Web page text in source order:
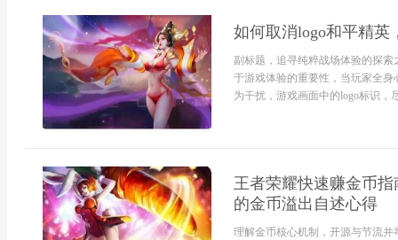
如何取消logo和平精英
副标题，追寻纯粹战场体验的探
于游戏体验的重要性，当玩家全
为干扰，游戏画面中的logo标识，
王者荣耀快速赚金币
的金币溢出自述心得
理解金币核心机制，开源与节流